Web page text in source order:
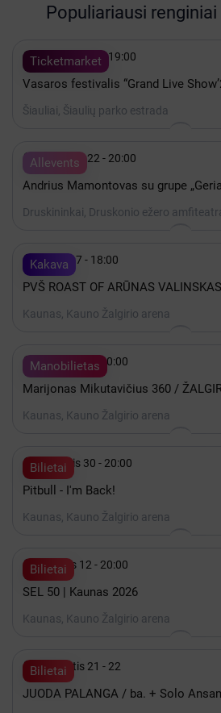
Populiariausi
Ticketmarket
 Rugpjūtis 08 - 19:00
Vasaros festivalis “Grand Live
Šiauliai, Šiaulių parko estrada
Allevents
 Rugpjūtis 22 - 20:00
Andrius Mamontovas su grupe
Druskininkai, Druskonio ežero
Kakava
 Spalis 17 - 18:00
PVŠ ROAST OF ARŪNAS VALINSKAS
Kaunas, Kauno Žalgirio arena
Manobilietas
 Gruodis 19 - 20:00
Marijonas Mikutavičius 360 /
Kaunas, Kauno Žalgirio arena
Bilietai
 Lapkritis 30 - 20:00
Pitbull - I'm Back!
Kaunas, Kauno Žalgirio arena
Bilietai
 Gruodis 12 - 20:00
SEL 50 | Kaunas 2026
Kaunas, Kauno Žalgirio arena
Bilietai
 Rugpjūtis 21 - 22
JUODA PALANGA / ba. + Solo